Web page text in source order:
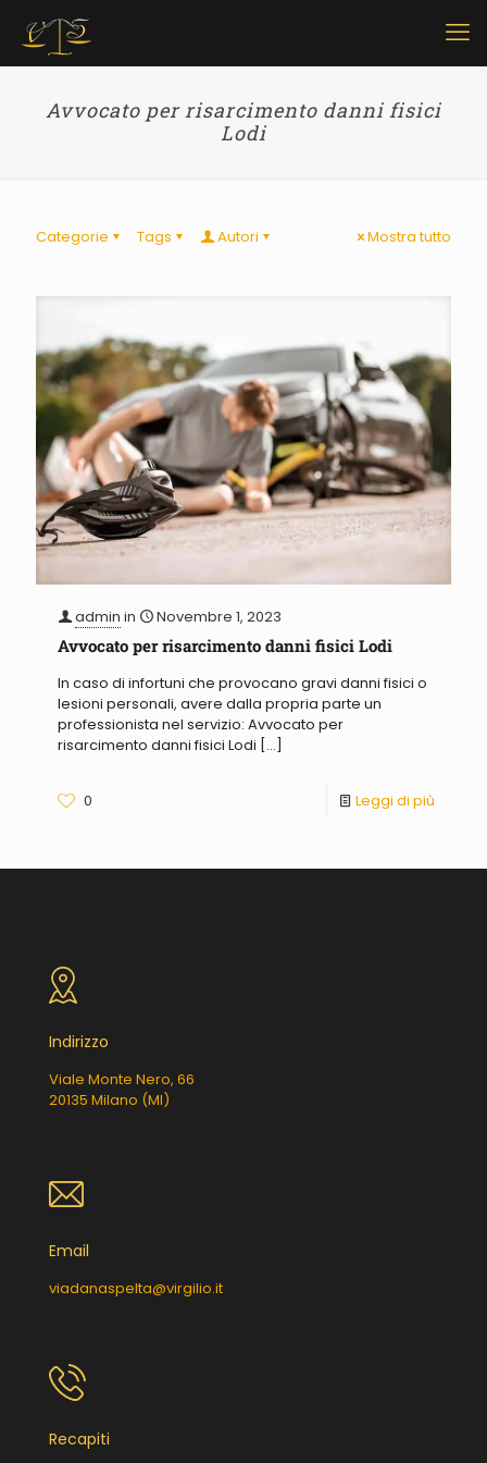
Avvocato per risarcimento danni fisici
Lodi
Categorie Tags Autori Mostra tutto
admin in Novembre 1, 2023
Avvocato per risarcimento danni fisici Lodi
In caso di infortuni che provocano gravi danni fisici o
lesioni personali, avere dalla propria parte un
professionista nel servizio: Avvocato per
risarcimento danni fisici Lodi […]
0 Leggi di più
Indirizzo
Viale Monte Nero, 66
20135 Milano (MI)
Email
viadanaspelta@virgilio.it
Recapiti